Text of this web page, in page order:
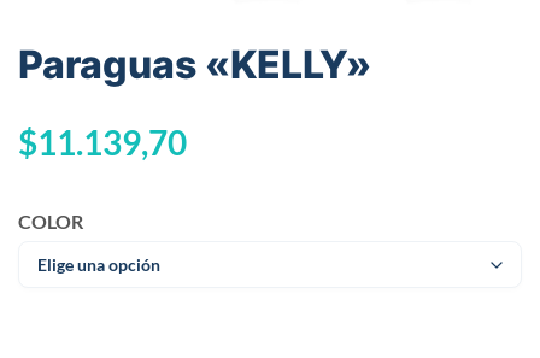
Paraguas «KELLY»
$11.139,70
COLOR